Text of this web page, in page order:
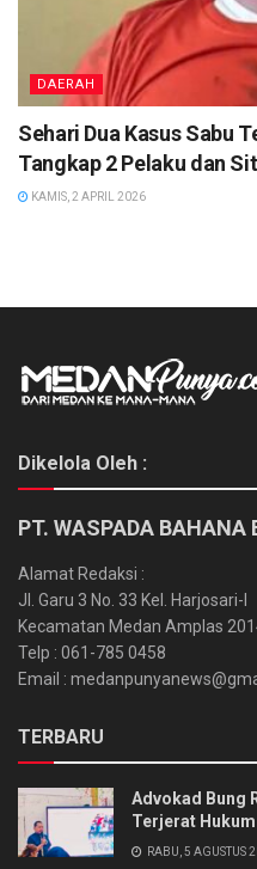
DAERAH
Sehari Dua Kasus Sabu
Tangkap 2 Pelaku dan
KAMIS, 2 APRIL 2026
Dikelola Oleh :
PT. WASPADA BAHANA
Alamat Redaksi :
Jl. Garu 3 No. 33 Kel. Harjosari-I
Kecamatan Medan Amplas
Telp : 061-785 0458
Email :
TERBARU
Advokad Bung
Terjerat Hukum
RABU, 5 AGUSTUS